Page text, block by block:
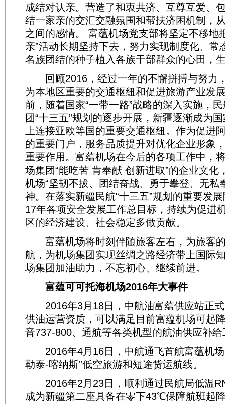
成结对认亲。营造了和衷共济、互尊互爱、
结一家亲的交汇交融氛围和帮扶济困机制，
之间的感情。 富蕴机场党支部将坚定不移地
亲”活动长期坚持下去，努力实现制度化、常
名族团结的种子植入各族干部群众的心田，
回顾2016，经过一年的不懈拼搏与努力
为本地区重要的交通枢纽和促进旅游产业发
前，随着国家“一带一路”战略的深入实施，
团“十三五”规划的逐步开展，新疆逐渐成为
上连接亚欧等国的重要交通枢纽。作为促进
的重要门户，服务品质提升对优化企业形象
重要作用。富蕴机场在今后的各项工作中，
场集团“能吃苦 肯奉献 创新进取”的企业文化
机场“坚韧不拔、团结奋战、勇于攀登、无私
神。在落实新疆民航“十三五”规划的重要发
17年各项安全发展工作总目标，持续为促进
区的经济建设、社会稳定多做贡献。
富蕴机场将时刻伴随旅客左右，为旅客
航，为机场集团实现丝绸之路经济带上国际
场集团加油助力，不忘初心、继续前进。
富蕴可可托海机场2016年大事件
2016年3月18日，中航油富蕴供应站正式
供油运营资质，可以满足目前富蕴机场可起
音737-800、通航等各类机型的航油供应补给
2016年4月16日，中航通飞首航富蕴机场
勒泰-喀纳斯”低空旅游和短途货运航线。
2016年2月23日，顺利通过民航局低温
成为新疆第二座具备在零下43℃保障航班起